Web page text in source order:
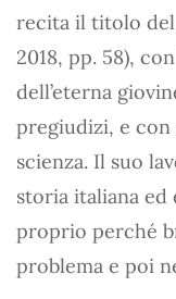
recita il titolo
2018, pp. 58),
dell’eterna
pregiudizi, e
scienza. Il suo
storia italiana
proprio perché
problema e poi